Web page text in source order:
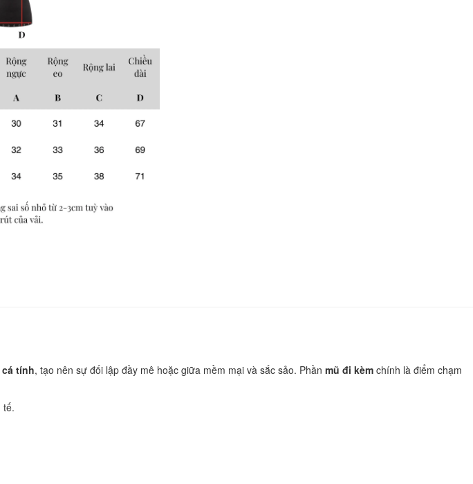
tính, tạo nên sự đối lập đầy mê hoặc giữa mềm mại và sắc sảo. Phần mũ đi kèm chính là điểm chạm
tế.